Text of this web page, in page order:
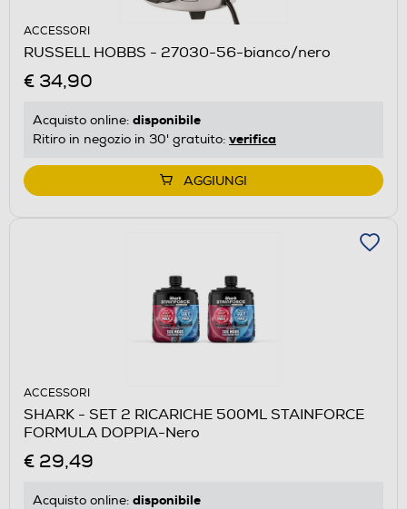
ACCESSORI
RUSSELL HOBBS - 27030-56-bianco/nero
€ 34,90
Acquisto online: disponibile
Ritiro in negozio in 30' gratuito: verifica
AGGIUNGI
ACCESSORI
SHARK - SET 2 RICARICHE 500ML STAINFORCE
FORMULA DOPPIA-Nero
€ 29,49
Acquisto online: disponibile